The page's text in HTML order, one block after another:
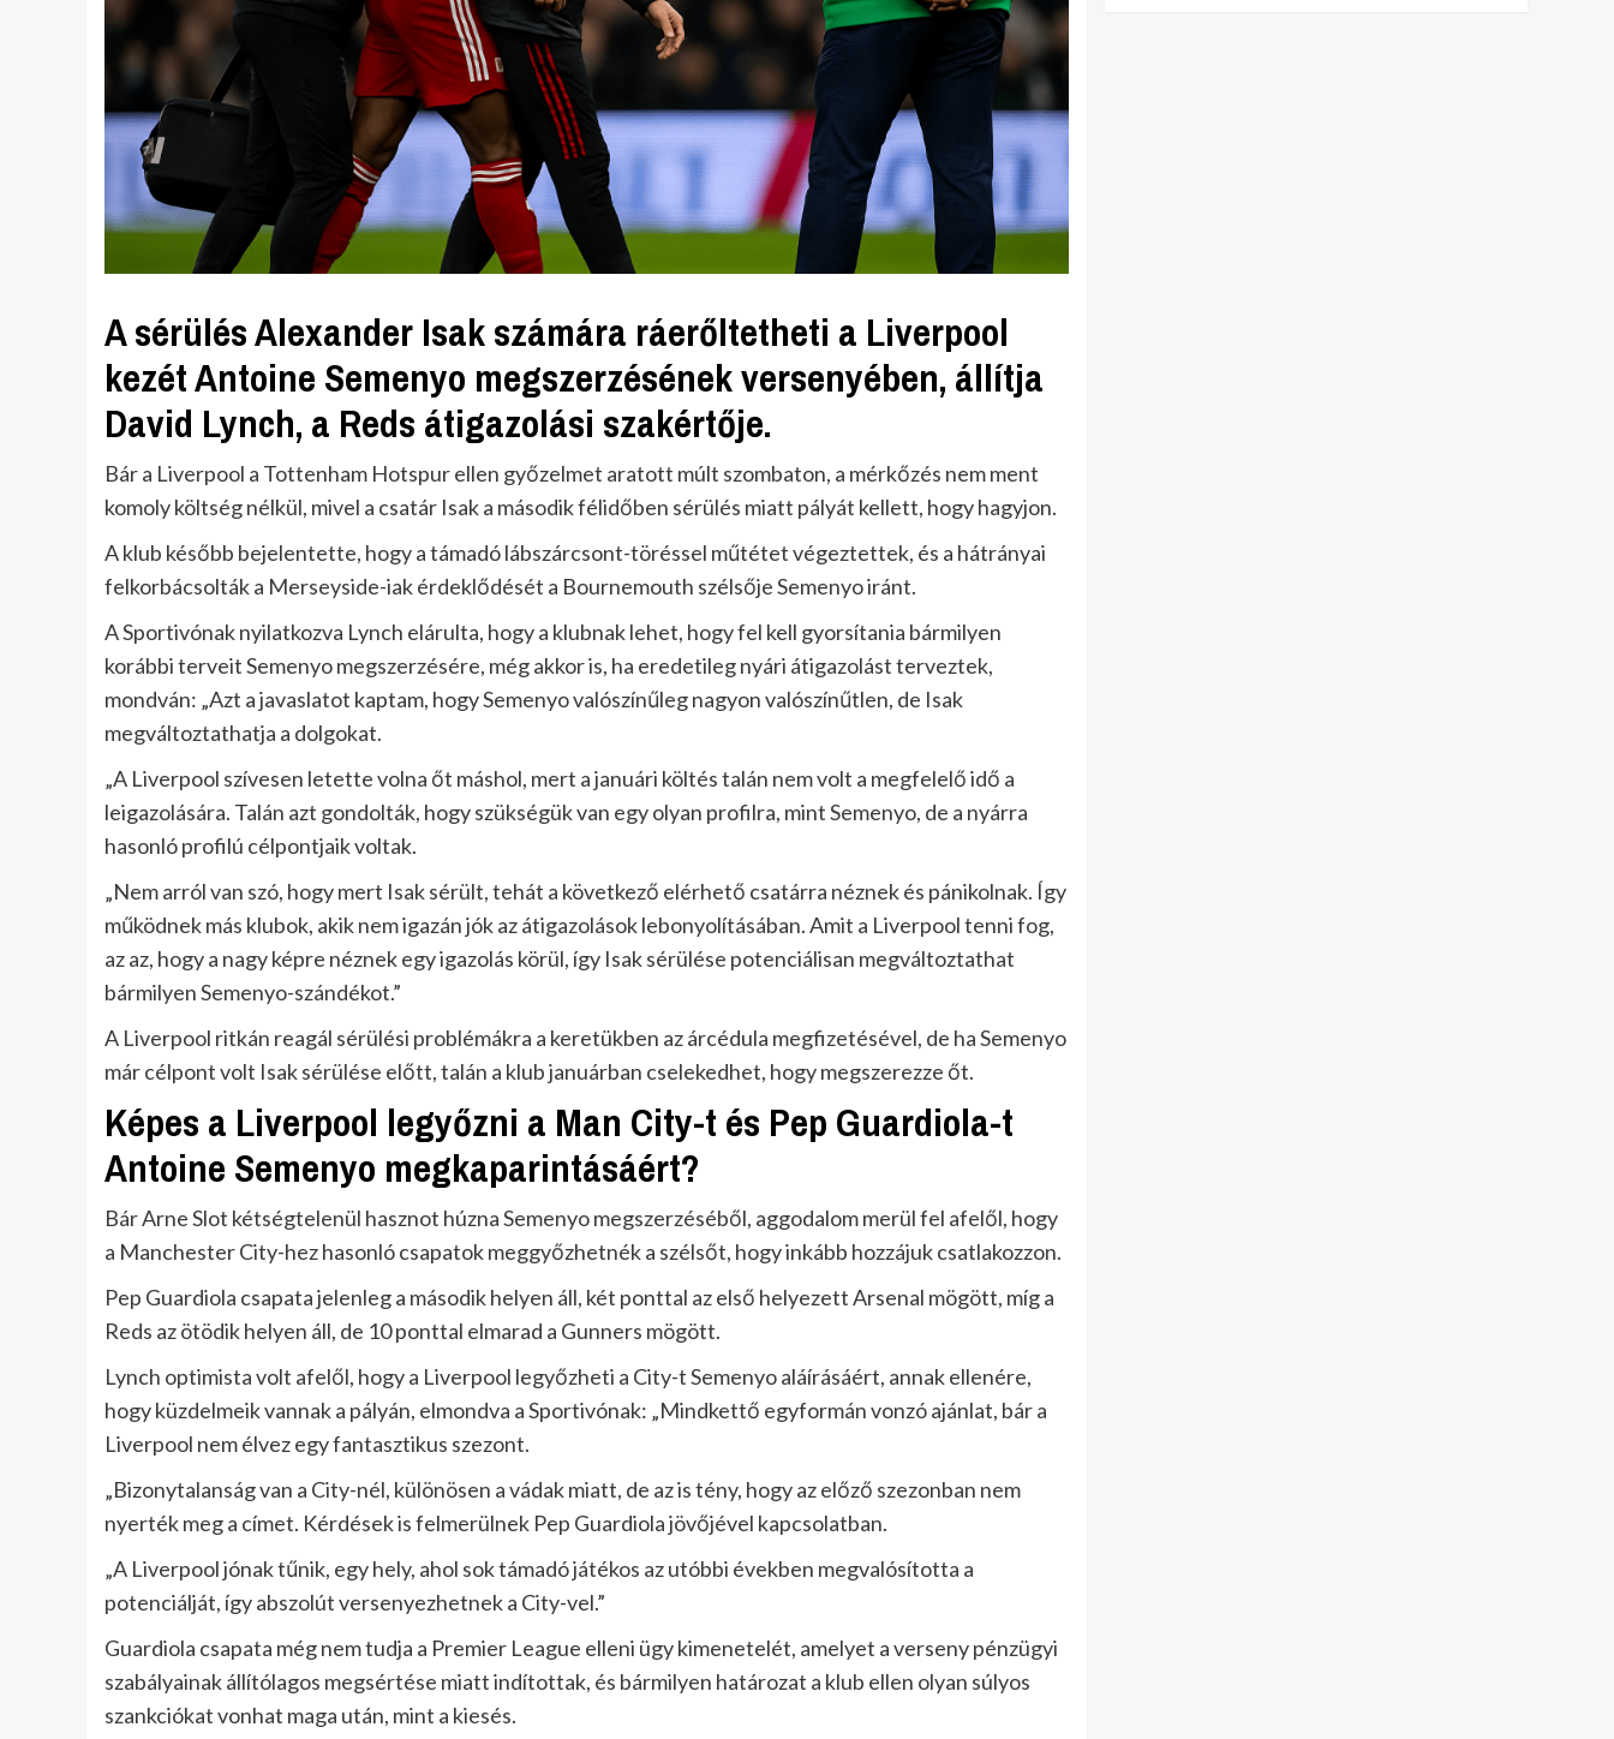
A sérülés Alexander Isak számára ráerőltetheti a Liverpool
kezét Antoine Semenyo megszerzésének versenyében, állítja
David Lynch, a Reds átigazolási szakértője.
Bár a Liverpool a Tottenham Hotspur ellen győzelmet aratott múlt szombaton, a mérkőzés nem ment
komoly költség nélkül, mivel a csatár Isak a második félidőben sérülés miatt pályát kellett, hogy hagyjon.
A klub később bejelentette, hogy a támadó lábszárcsont-töréssel műtétet végeztettek, és a hátrányai
felkorbácsolták a Merseyside-iak érdeklődését a Bournemouth szélsője Semenyo iránt.
A Sportivónak nyilatkozva Lynch elárulta, hogy a klubnak lehet, hogy fel kell gyorsítania bármilyen
korábbi terveit Semenyo megszerzésére, még akkor is, ha eredetileg nyári átigazolást terveztek,
mondván: „Azt a javaslatot kaptam, hogy Semenyo valószínűleg nagyon valószínűtlen, de Isak
megváltoztathatja a dolgokat.
„A Liverpool szívesen letette volna őt máshol, mert a januári költés talán nem volt a megfelelő idő a
leigazolására. Talán azt gondolták, hogy szükségük van egy olyan profilra, mint Semenyo, de a nyárra
hasonló profilú célpontjaik voltak.
„Nem arról van szó, hogy mert Isak sérült, tehát a következő elérhető csatárra néznek és pánikolnak. Így
működnek más klubok, akik nem igazán jók az átigazolások lebonyolításában. Amit a Liverpool tenni fog,
az az, hogy a nagy képre néznek egy igazolás körül, így Isak sérülése potenciálisan megváltoztathat
bármilyen Semenyo-szándékot.”
A Liverpool ritkán reagál sérülési problémákra a keretükben az árcédula megfizetésével, de ha Semenyo
már célpont volt Isak sérülése előtt, talán a klub januárban cselekedhet, hogy megszerezze őt.
Képes a Liverpool legyőzni a Man City-t és Pep Guardiola-t
Antoine Semenyo megkaparintásáért?
Bár Arne Slot kétségtelenül hasznot húzna Semenyo megszerzéséből, aggodalom merül fel afelől, hogy
a Manchester City-hez hasonló csapatok meggyőzhetnék a szélsőt, hogy inkább hozzájuk csatlakozzon.
Pep Guardiola csapata jelenleg a második helyen áll, két ponttal az első helyezett Arsenal mögött, míg a
Reds az ötödik helyen áll, de 10 ponttal elmarad a Gunners mögött.
Lynch optimista volt afelől, hogy a Liverpool legyőzheti a City-t Semenyo aláírásáért, annak ellenére,
hogy küzdelmeik vannak a pályán, elmondva a Sportivónak: „Mindkettő egyformán vonzó ajánlat, bár a
Liverpool nem élvez egy fantasztikus szezont.
„Bizonytalanság van a City-nél, különösen a vádak miatt, de az is tény, hogy az előző szezonban nem
nyerték meg a címet. Kérdések is felmerülnek Pep Guardiola jövőjével kapcsolatban.
„A Liverpool jónak tűnik, egy hely, ahol sok támadó játékos az utóbbi években megvalósította a
potenciálját, így abszolút versenyezhetnek a City-vel.”
Guardiola csapata még nem tudja a Premier League elleni ügy kimenetelét, amelyet a verseny pénzügyi
szabályainak állítólagos megsértése miatt indítottak, és bármilyen határozat a klub ellen olyan súlyos
szankciókat vonhat maga után, mint a kiesés.